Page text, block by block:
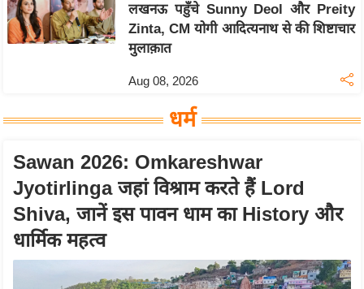
i
c
i
v
a
n
c
e
लखनऊ पहुँचे Sunny Deol और Preity
Zinta, CM योगी आदित्यनाथ से की शिष्टाचार
मुलाक़ात
Aug 08, 2026
धर्म
Sawan 2026: Omkareshwar
Jyotirlinga जहां विश्राम करते हैं Lord
Shiva, जानें इस पावन धाम का History और
धार्मिक महत्व